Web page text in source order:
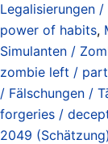
Legalisierungen
power of habits,
Simulanten /
zombie left /
/ Fälschungen /
forgeries /
2049